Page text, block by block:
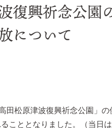
復興祈念公園
について
田松原津波復興祈念公園」
こととなりました。（当日